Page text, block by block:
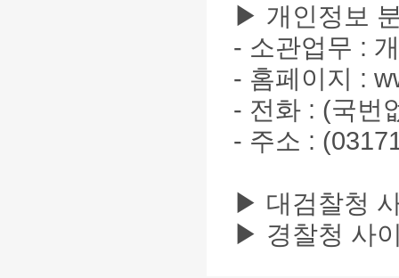
▶ 개인정보
- 소관업무 :
- 홈페이지 :
- 전화 : (국번
- 주소 :
▶ 대검찰청
▶ 경찰청 사